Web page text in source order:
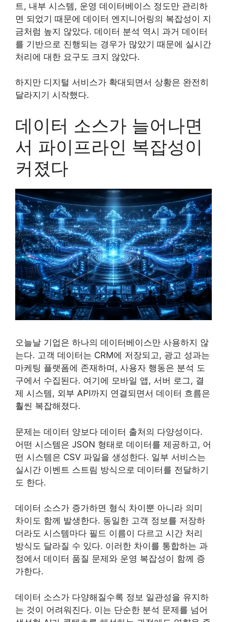
트, 내부 시스템, 운영 데이터베이스 정도만 관리하
면 되었기 때문에 데이터 엔지니어링의 복잡성이 지
금처럼 높지 않았다. 데이터 분석 역시 과거 데이터
를 기반으로 진행되는 경우가 많았기 때문에 실시간
처리에 대한 요구도 크지 않았다.
하지만 디지털 서비스가 확대되면서 상황은 완전히
달라지기 시작했다.
데이터 소스가 늘어나면
서 파이프라인 복잡성이
커졌다
오늘날 기업은 하나의 데이터베이스만 사용하지 않
는다. 고객 데이터는 CRM에 저장되고, 광고 성과는
마케팅 플랫폼에 존재하며, 사용자 행동은 분석 도
구에서 수집된다. 여기에 모바일 앱, 서버 로그, 결
제 시스템, 외부 API까지 연결되면서 데이터 흐름은
훨씬 복잡해졌다.
문제는 데이터 양보다 데이터 출처의 다양성이다.
어떤 시스템은 JSON 형태로 데이터를 제공하고, 어
떤 시스템은 CSV 파일을 생성한다. 일부 서비스는
실시간 이벤트 스트림 방식으로 데이터를 전달하기
도 한다.
데이터 소스가 증가하면 형식 차이뿐 아니라 의미
차이도 함께 발생한다. 동일한 고객 정보를 저장하
더라도 시스템마다 필드 이름이 다르고 시간 처리
방식도 달라질 수 있다. 이러한 차이를 통합하는 과
정에서 데이터 품질 문제와 운영 복잡성이 함께 증
가한다.
데이터 소스가 다양해질수록 정보 일관성을 유지하
는 것이 어려워진다. 이는 단순한 분석 문제를 넘어